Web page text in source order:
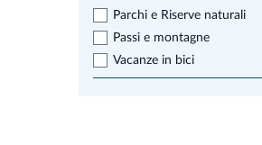
Parchi e Riserve naturali
Passi e montagne
Vacanze in bici